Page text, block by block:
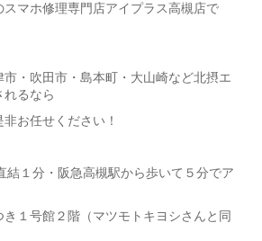
スマホ修理専門店アイプラス高槻店で
・吹田市・島本町・大山崎など北摂エ
れるなら
お任せください！
結１分・阪急高槻駅から歩いて５分でア
１号館２階（マツモトキヨシさんと同